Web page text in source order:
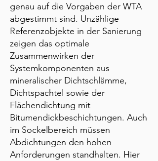
genau auf die Vorgaben der WTA
abgestimmt sind. Unzählige
Referenzobjekte in der Sanierung
zeigen das optimale
Zusammenwirken der
Systemkomponenten aus
mineralischer Dichtschlämme,
Dichtspachtel sowie der
Flächendichtung mit
Bitumendickbeschichtungen. Auch
im Sockelbereich müssen
Abdichtungen den hohen
Anforderungen standhalten. Hier